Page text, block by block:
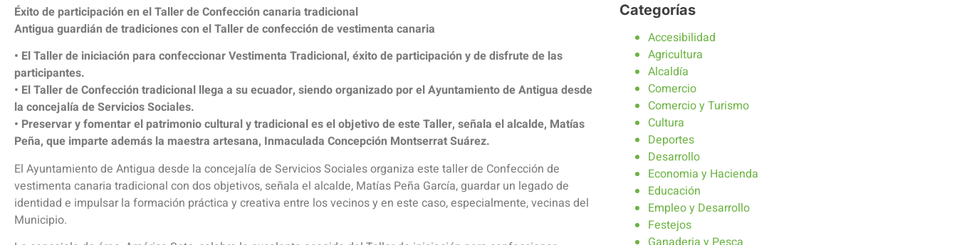
Éxito de participación en el Taller de Confección canaria tradicional
Antigua guardián de tradiciones con el Taller de confección de vestimenta canaria
• El Taller de iniciación para confeccionar Vestimenta Tradicional, éxito de participación y de disfrute de las
participantes.
• El Taller de Confección tradicional llega a su ecuador, siendo organizado por el Ayuntamiento de Antigua desde
la concejalía de Servicios Sociales.
• Preservar y fomentar el patrimonio cultural y tradicional es el objetivo de este Taller, señala el alcalde, Matías
Peña, que imparte además la maestra artesana, Inmaculada Concepción Montserrat Suárez.
El Ayuntamiento de Antigua desde la concejalía de Servicios Sociales organiza este taller de Confección de
vestimenta canaria tradicional con dos objetivos, señala el alcalde, Matías Peña García, guardar un legado de
identidad e impulsar la formación práctica y creativa entre los vecinos y en este caso, especialmente, vecinas del
Municipio.
Categorías
Accesibilidad
Agricultura
Alcaldía
Comercio
Comercio y Turismo
Cultura
Deportes
Desarrollo
Economia y Hacienda
Educación
Empleo y Desarrollo
Festejos